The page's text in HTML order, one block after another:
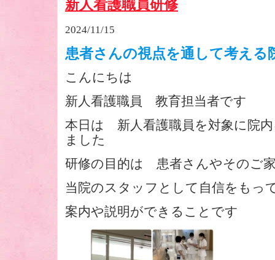
新人看護職員研修
2024/11/15
患者さんの視点を通して考える
こんにちは
新人看護職員 教育担当者です
本日は 新人看護職員を対象に院
ました
研修の目的は 患者さんやその
当院のスタッフとして自信をもっ
案内や説明ができることです